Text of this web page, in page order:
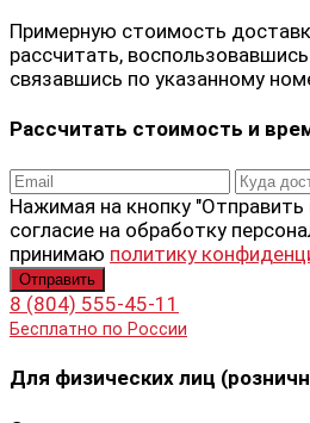
Примерную стоимость
рассчитать,
связавшись по указанному
Рассчитать стоимость и
Нажимая на кнопку
согласие на обработку
принимаю политику
8 (804) 555-45-11
Бесплатно по России
Для физических лиц